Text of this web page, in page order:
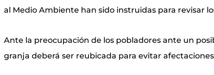
al Medio Ambiente han sido instruidas para revisar
Ante la preocupación de los pobladores ante un
granja deberá ser reubicada para evitar